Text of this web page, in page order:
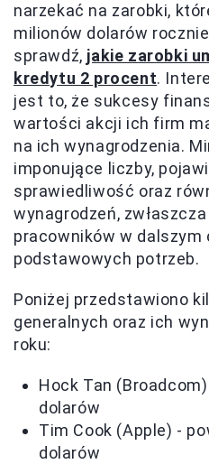
narzekać na zarobki,
milionów dolarów
sprawdź, jakie zarobki
kredytu 2 procent.
jest to, że sukcesy
wartości akcji ich firm
na ich wynagrodzenia.
imponujące liczby,
sprawiedliwość oraz
wynagrodzeń,
pracowników w dalszym
podstawowych potrzeb.
Poniżej przedstawiono
generalnych oraz ich
roku:
Hock Tan
dolarów
Tim Cook (Apple) -
dolarów